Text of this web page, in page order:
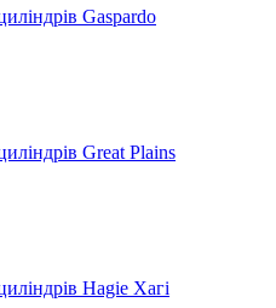
Gaspardo
Great Plains
Hagie Хагі